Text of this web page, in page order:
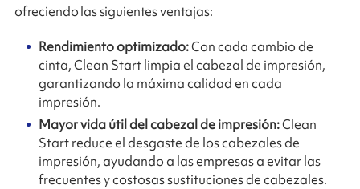
ofreciendo las siguientes ventajas:
Rendimiento optimizado:Con cada cambio de
cinta, Clean Start limpia el cabezal de impresión,
garantizando la máxima calidad en cada
impresión.
Mayor vida útil del cabezal de impresión:Clean
Start reduce el desgaste de los cabezales de
impresión, ayudando a las empresas a evitar las
frecuentes y costosas sustituciones de cabezales.